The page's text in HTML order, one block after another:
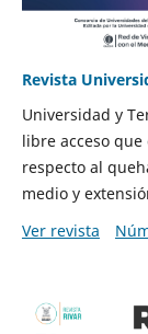
Revista
Universidad y
libre acceso
respecto al
medio y
Ver revista